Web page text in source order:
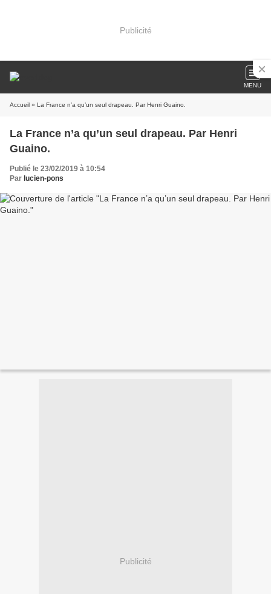
Publicité
MENU
Accueil » La France n’a qu’un seul drapeau. Par Henri Guaino.
La France n’a qu’un seul drapeau. Par Henri
Guaino.
Publié le 23/02/2019 à 10:54
Par lucien-pons
Publicité